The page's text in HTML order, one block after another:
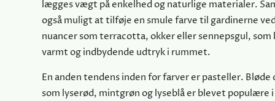
lægges vægt på enkelhed og naturlige materialer.
også muligt at tilføje en smule farve til gardinerne
nuancer som terracotta, okker eller sennepsgul, som
varmt og indbydende udtryk i rummet.
En anden tendens inden for farver er pasteller. Bløde
som lyserød, mintgrøn og lyseblå er blevet populære